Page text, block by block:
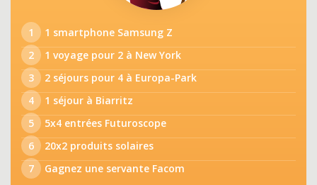
1
1 smartphone Samsung Z
2
1 voyage pour 2 à New York
3
2 séjours pour 4 à Europa-Park
4
1 séjour à Biarritz
5
5x4 entrées Futuroscope
6
20x2 produits solaires
7
Gagnez une servante Facom